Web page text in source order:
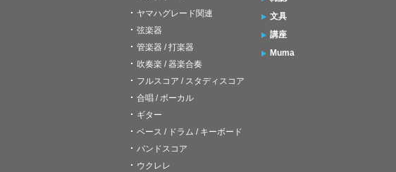
ヤマハグレード関連
弦楽器
管楽器 / 打楽器
吹奏楽 / 器楽合奏
フルスコア / スタディスコア
合唱 / ボーカル
ギター
ベース / ドラム / キーボード
バンドスコア
ウクレレ
文具
講座
Muma